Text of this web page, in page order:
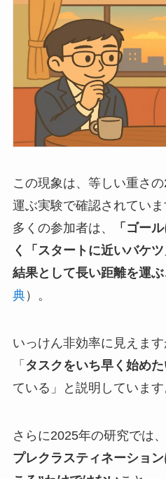
この現象は、等しい重さ
運ぶ実験で確認されていま
多くの参加者は、
「ゴー
く「スタートに近いバケツ
結果として長い距離を運
典）。
いっけん非効率に見えま
「 タスクをいち早く始め
ている」と説明しています
さらに2025年の研究では、
プレクラスティネーショ